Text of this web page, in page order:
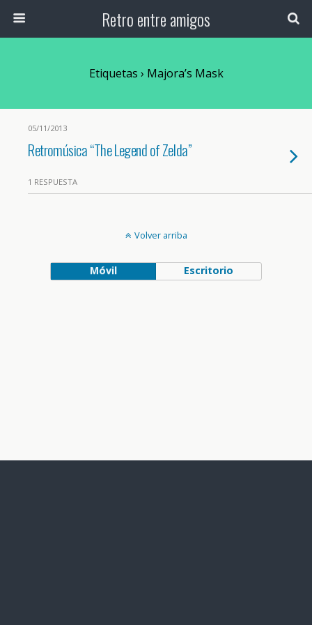
Retro entre amigos
Etiquetas › Majora’s Mask
05/11/2013
Retromúsica “The Legend of Zelda”
1 RESPUESTA
Volver arriba
Móvil Escritorio